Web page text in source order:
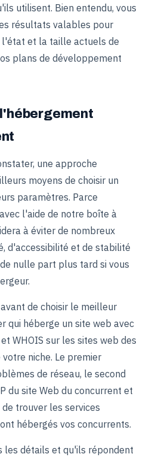
utilisent. Bien entendu, vous
résultats valables pour
et la taille actuels de
plans de développement
une approche
moyens de choisir un
paramètres. Parce
l'aide de notre boîte à
à éviter de nombreux
d'accessibilité et de stabilité
nulle part plus tard si vous
de choisir le meilleur
qui héberge un site web avec
WHOIS sur les sites web des
niche. Le premier
de réseau, le second
du site Web du concurrent et
trouver les services
hébergés vos concurrents.
les détails et qu'ils répondent